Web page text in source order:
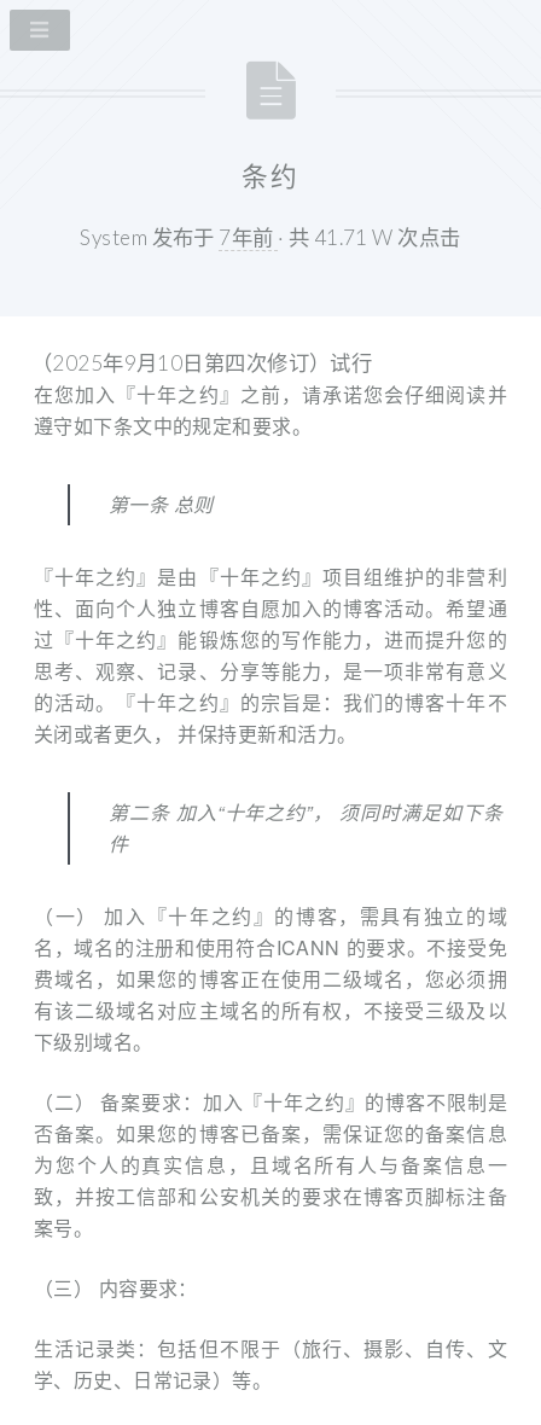
条约
System 发布于 7年前 · 共 41.71 W 次点击
（2025年9月10日第四次修订）试行
在您加入『十年之约』之前，请承诺您会仔细阅读并
遵守如下条文中的规定和要求。
第一条 总则
『十年之约』是由『十年之约』项目组维护的非营利
性、面向个人独立博客自愿加入的博客活动。希望通
过『十年之约』能锻炼您的写作能力，进而提升您的
思考、观察、记录、分享等能力，是一项非常有意义
的活动。『十年之约』的宗旨是：我们的博客十年不
关闭或者更久， 并保持更新和活力。
第二条 加入“十年之约”， 须同时满足如下条
件
（一） 加入『十年之约』的博客，需具有独立的域
名，域名的注册和使用符合ICANN 的要求。不接受免
费域名，如果您的博客正在使用二级域名，您必须拥
有该二级域名对应主域名的所有权，不接受三级及以
下级别域名。
（二） 备案要求：加入『十年之约』的博客不限制是
否备案。如果您的博客已备案，需保证您的备案信息
为您个人的真实信息，且域名所有人与备案信息一
致，并按工信部和公安机关的要求在博客页脚标注备
案号。
（三） 内容要求：
生活记录类：包括但不限于（旅行、摄影、自传、文
学、历史、日常记录）等。